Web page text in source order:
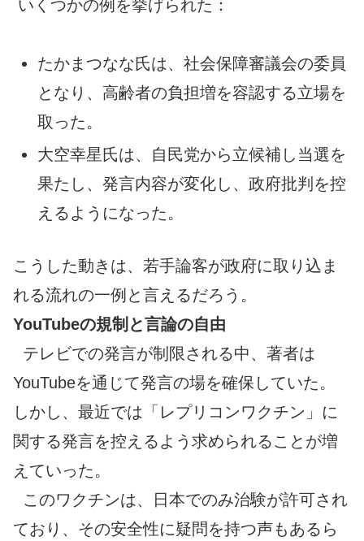
いくつかの例を挙げられた：
たかまつなな氏は、社会保障審議会の委員
となり、高齢者の負担増を容認する立場を
取った。
大空幸星氏は、自民党から立候補し当選を
果たし、発言内容が変化し、政府批判を控
えるようになった。
こうした動きは、若手論客が政府に取り込ま
れる流れの一例と言えるだろう。
YouTubeの規制と言論の自由
テレビでの発言が制限される中、著者は
YouTubeを通じて発言の場を確保していた。
しかし、最近では「レプリコンワクチン」に
関する発言を控えるよう求められることが増
えていった。
このワクチンは、日本でのみ治験が許可され
ており、その安全性に疑問を持つ声もあるら